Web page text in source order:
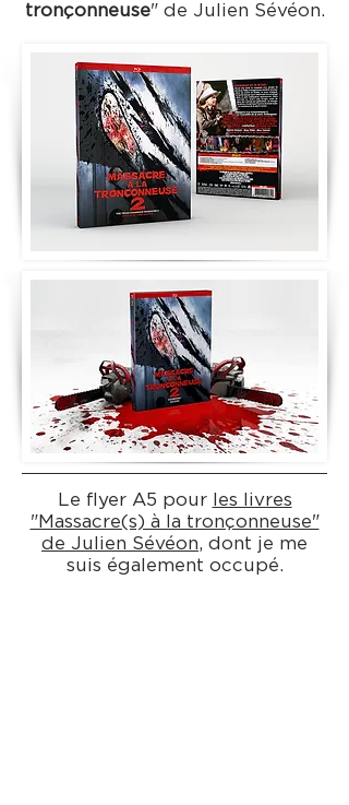
tronçonneuse" de Julien Sévéon.
Le flyer A5 pour
les livres
"Massacre(s) à la tronçonneuse"
de Julien Sévéon, dont je me
suis également occupé.